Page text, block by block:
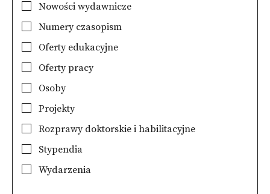
Nowości wydawnicze
Numery czasopism
Oferty edukacyjne
Oferty pracy
Osoby
Projekty
Rozprawy doktorskie i habilitacyjne
Stypendia
Wydarzenia